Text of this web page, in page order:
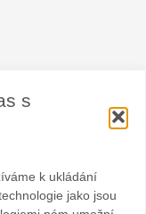
s
k ukládání
jako jsou